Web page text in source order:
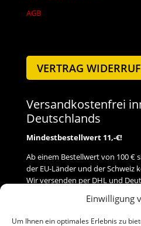
Einwilligung
Um Ihnen ein optimales Erlebnis zu
AGB
VERTRAG
Versandkostenfrei
Deutschlands
Mindestbestellwert 11,-€!
Ab einem Bestellwert von 100 €
der EU-Länder und der Schweiz
Wir versenden per DHL und
Versand